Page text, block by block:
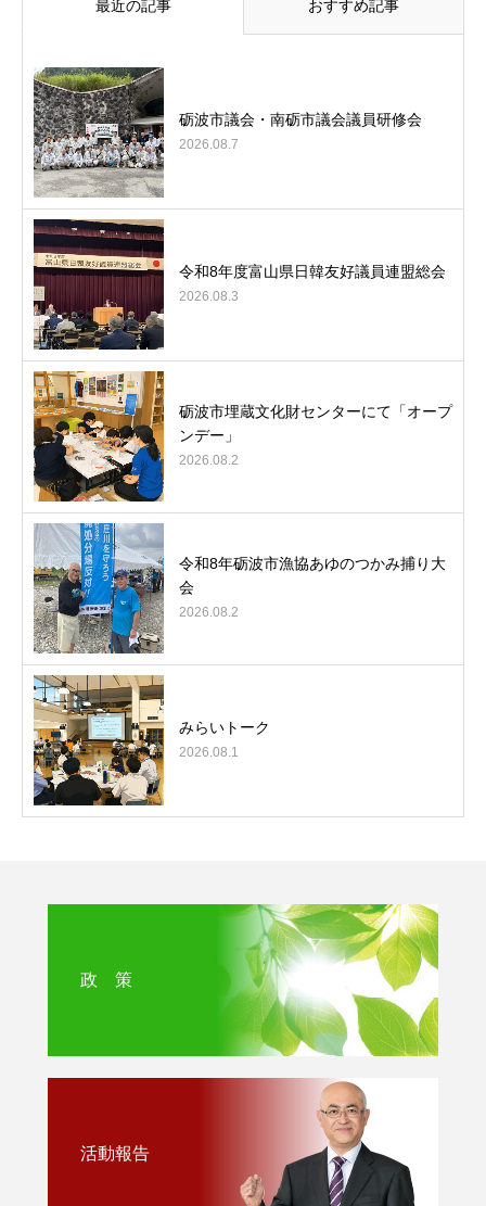
最近の記事 おすすめ記事
砺波市議会・南砺市議会議員研修会
2026.08.7
令和8年度富山県日韓友好議員連盟総会
2026.08.3
砺波市埋蔵文化財センターにて「オープ
ンデー」
2026.08.2
令和8年砺波市漁協あゆのつかみ捕り大
会
2026.08.2
みらいトーク
2026.08.1
政 策
活動報告